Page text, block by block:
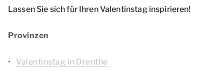
Lassen Sie sich für Ihren Valentinstag inspirieren!
Provinzen
Valentinstag in Drenthe